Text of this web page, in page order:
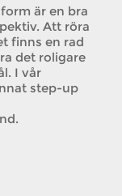
är en bra
Att röra
finns en rad
det roligare
I vår
step-up